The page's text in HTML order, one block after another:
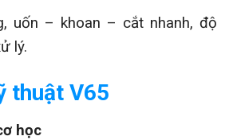
uốn – khoan – cắt nhanh, độ
lý.
thuật V65
học